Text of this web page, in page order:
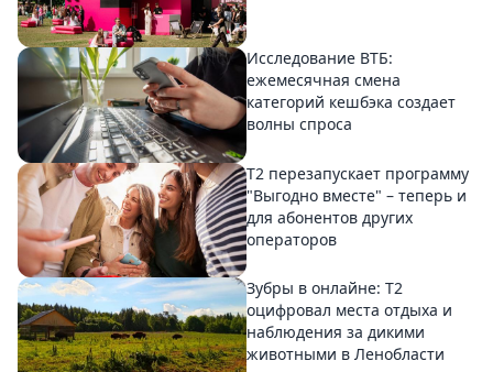
Исследование ВТБ:
ежемесячная смена
категорий кешбэка создает
волны спроса
Т2 перезапускает программу
"Выгодно вместе" – теперь и
для абонентов других
операторов
Зубры в онлайне: Т2
оцифровал места отдыха и
наблюдения за дикими
животными в Ленобласти